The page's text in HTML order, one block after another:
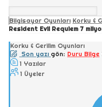
Bilgisayar Oyunları Korku &
Resident Evil Requiem 7
Korku & Gerilim Oyunları
Son yazı gön: Duru Bilge
1 Yazılar
1 Üyeler